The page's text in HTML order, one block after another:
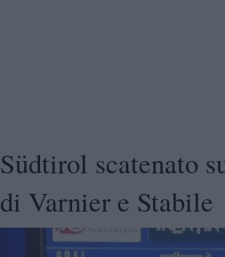
Südtirol scatenato
di Varnier e Stabile